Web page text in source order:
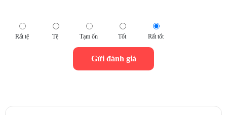
Rất tệ Tệ Tạm ổn Tốt Rất tốt